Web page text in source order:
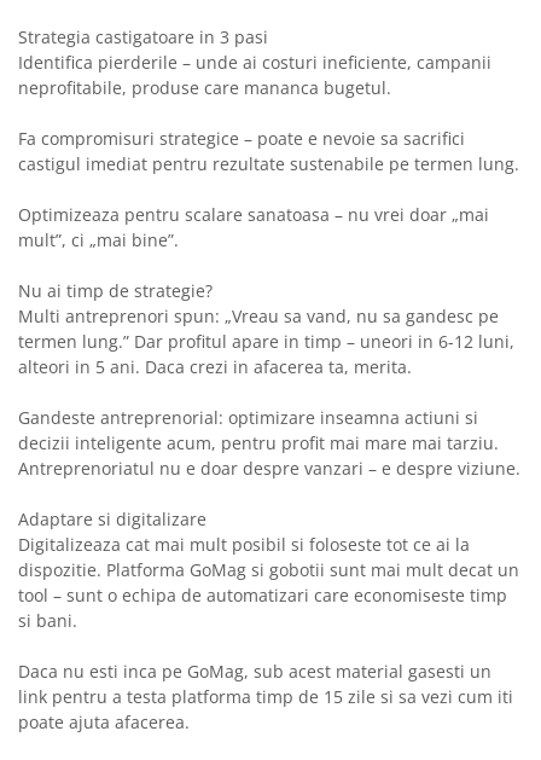
Strategia castigatoare in 3 pasi
Identifica pierderile – unde ai costuri ineficiente, campanii
neprofitabile, produse care mananca bugetul.
Fa compromisuri strategice – poate e nevoie sa sacrifici
castigul imediat pentru rezultate sustenabile pe termen lung.
Optimizeaza pentru scalare sanatoasa – nu vrei doar „mai
mult”, ci „mai bine”.
Nu ai timp de strategie?
Multi antreprenori spun: „Vreau sa vand, nu sa gandesc pe
termen lung.” Dar profitul apare in timp – uneori in 6-12 luni,
alteori in 5 ani. Daca crezi in afacerea ta, merita.
Gandeste antreprenorial: optimizare inseamna actiuni si
decizii inteligente acum, pentru profit mai mare mai tarziu.
Antreprenoriatul nu e doar despre vanzari – e despre viziune.
Adaptare si digitalizare
Digitalizeaza cat mai mult posibil si foloseste tot ce ai la
dispozitie. Platforma GoMag si gobotii sunt mai mult decat un
tool – sunt o echipa de automatizari care economiseste timp
si bani.
Daca nu esti inca pe GoMag, sub acest material gasesti un
link pentru a testa platforma timp de 15 zile si sa vezi cum iti
poate ajuta afacerea.